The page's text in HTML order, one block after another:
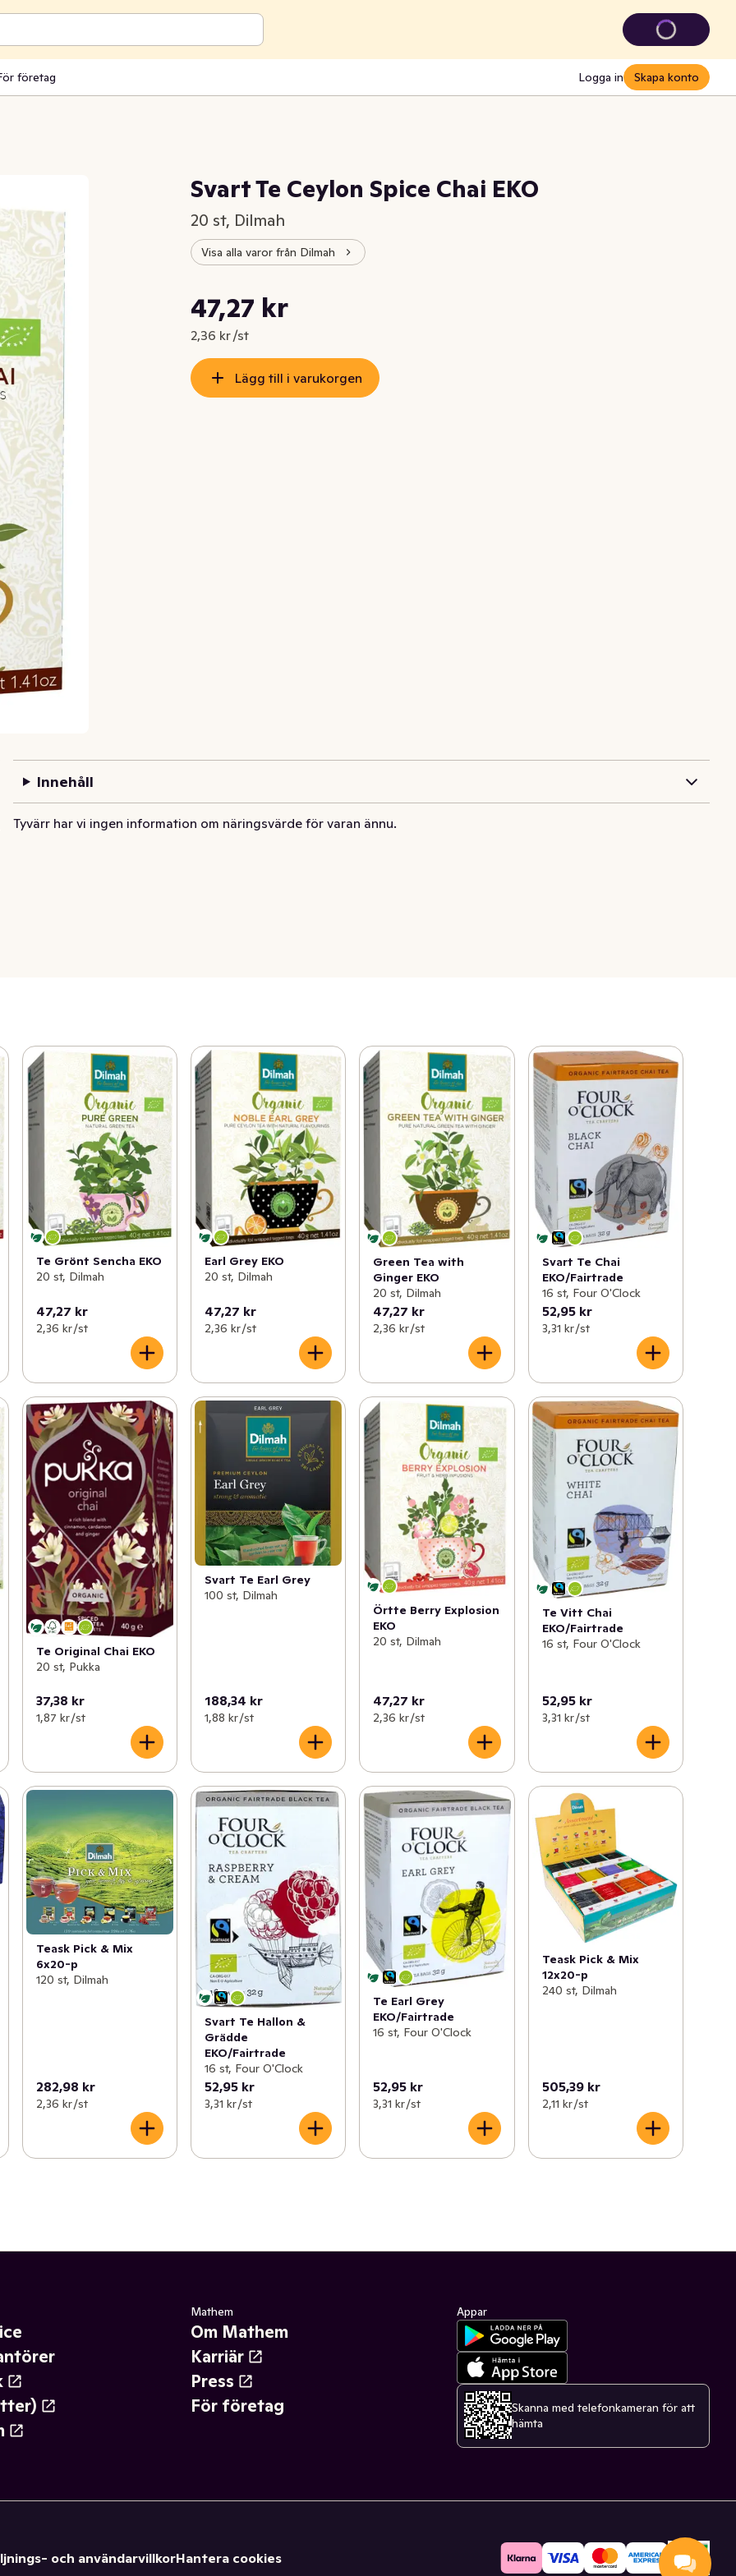
företag Logga in Skapa konto
Svart Te Ceylon Spice Chai EKO
20 st, Dilmah
Visa alla varor från Dilmah
Nuvarande pris är: 47,27 kr
47,27 kr
2,36 kr /st
Styckpris: 2,36 kr /st
Lägg till i varukorgen
Innehåll
Tyvärr har vi ingen information om näringsvärde för varan ännu.
Te Grönt Sencha EKO
20 st, Dilmah
47,27 kr
2,36 kr /st
Earl Grey EKO
20 st, Dilmah
47,27 kr
2,36 kr /st
Green Tea with
Ginger EKO
20 st, Dilmah
47,27 kr
2,36 kr /st
Svart Te Chai
EKO/Fairtrade
16 st, Four O'Clock
52,95 kr
3,31 kr /st
Te Original Chai EKO
20 st, Pukka
37,38 kr
1,87 kr /st
Svart Te Earl Grey
100 st, Dilmah
188,34 kr
1,88 kr /st
Örtte Berry Explosion
EKO
20 st, Dilmah
47,27 kr
2,36 kr /st
Te Vitt Chai
EKO/Fairtrade
16 st, Four O'Clock
52,95 kr
3,31 kr /st
Teask Pick & Mix
6x20-p
120 st, Dilmah
282,98 kr
2,36 kr /st
Svart Te Hallon &
Grädde
EKO/Fairtrade
16 st, Four O'Clock
52,95 kr
3,31 kr /st
Te Earl Grey
EKO/Fairtrade
16 st, Four O'Clock
52,95 kr
3,31 kr /st
Teask Pick & Mix
12x20-p
240 st, Dilmah
505,39 kr
2,11 kr /st
Mathem
Om Mathem
Karriär
Press
För företag
Appar
Skanna med telefonkameran för att
hämta
och användarvillkorHantera cookies